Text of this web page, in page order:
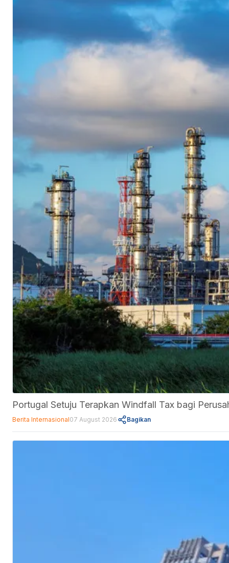
Portugal Setuju Terapkan Windfall Tax bagi
Berita Internasional07 August 2026 Bagikan